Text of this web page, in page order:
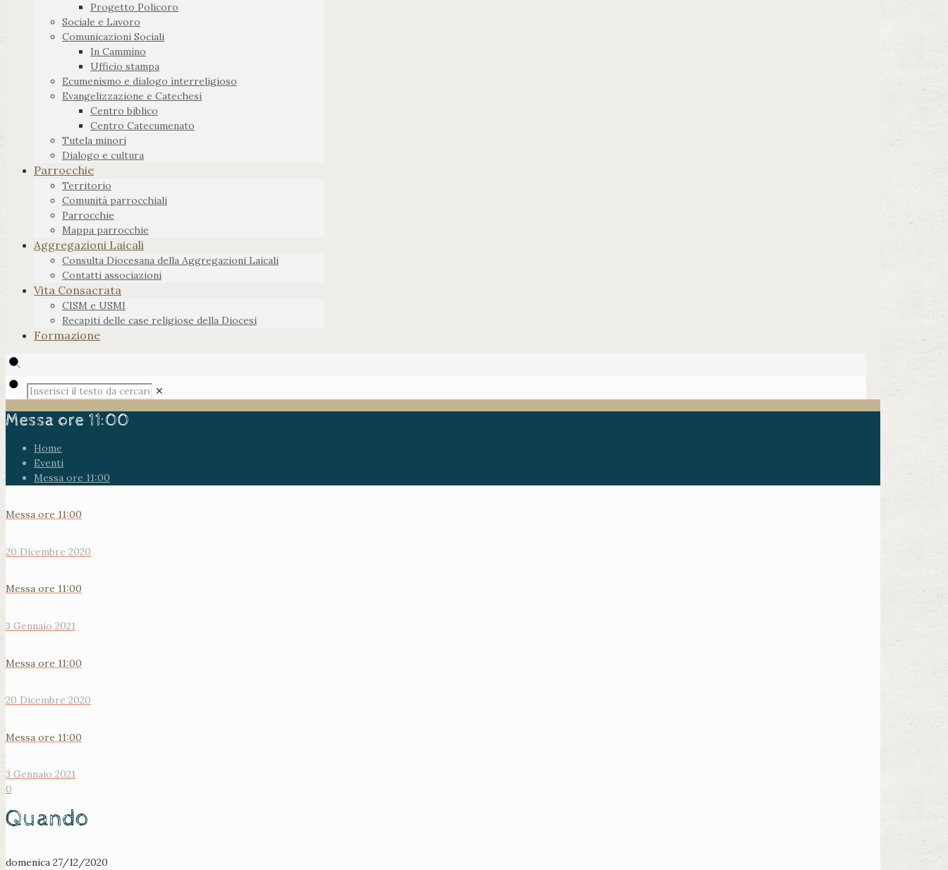
Progetto Policoro
Sociale e Lavoro
Comunicazioni Sociali
In Cammino
Ufficio stampa
Ecumenismo e dialogo interreligioso
Evangelizzazione e Catechesi
Centro biblico
Centro Catecumenato
Tutela minori
Dialogo e cultura
Parrocchie
Territorio
Comunità parrocchiali
Parrocchie
Mappa parrocchie
Aggregazioni Laicali
Consulta Diocesana della Aggregazioni Laicali
Contatti associazioni
Vita Consacrata
CISM e USMI
Recapiti delle case religiose della Diocesi
Formazione
✕
Messa ore 11:00
Home
Eventi
Messa ore 11:00
Messa ore 11:00
20 Dicembre 2020
Messa ore 11:00
3 Gennaio 2021
Messa ore 11:00
20 Dicembre 2020
Messa ore 11:00
3 Gennaio 2021
0
Quando
domenica 27/12/2020